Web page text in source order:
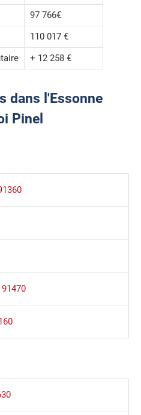
97 766€
110 017 €
+ 12 258 €
dans l'Essonne
Pinel